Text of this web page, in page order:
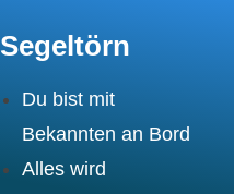
Segeltörn
Du bist mit
Bekannten an Bord
Alles wird